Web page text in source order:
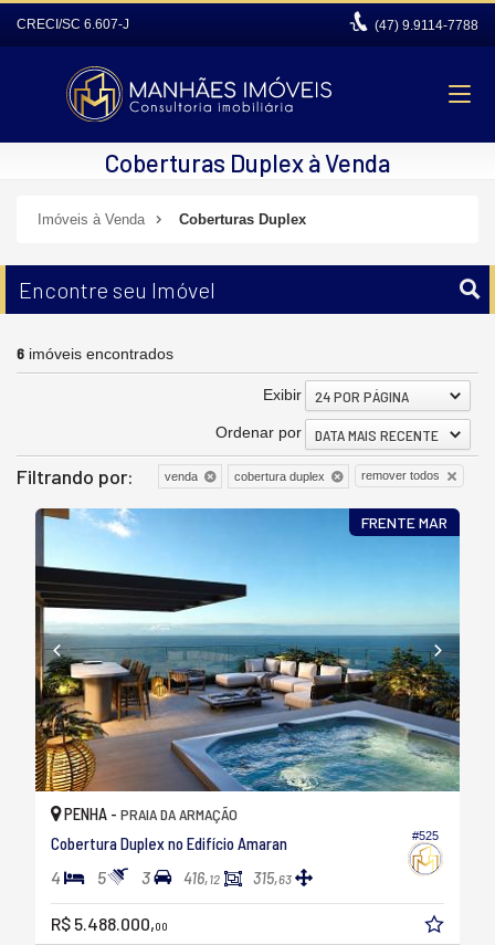
CRECI/SC 6.607-J (47) 9.9114-7788
Coberturas Duplex à Venda
Imóveis à Venda Coberturas Duplex
Encontre seu Imóvel
6 imóveis encontrados
Exibir 24 POR PÁGINA
Ordenar por DATA MAIS RECENTE
Filtrando por: venda cobertura duplex remover todos
FRENTE MAR
#525
PENHA - PRAIA DA ARMAÇÃO
Cobertura Duplex no Edifício Amaran
4 5 3 416,12 315,63
R$ 5.488.000,00